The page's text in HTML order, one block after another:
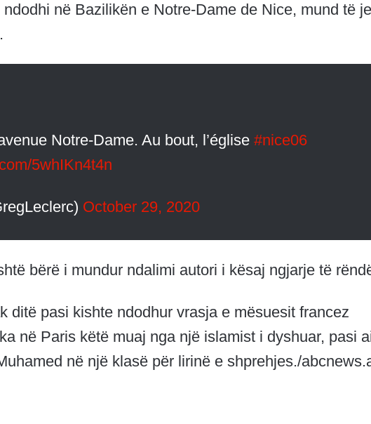
në Bazilikën e Notre-Dame de Nice, mund të
Notre-Dame. Au bout, l’église #nice06
5whIKn4t4n
October 29, 2020
bërë i mundur ndalimi autori i kësaj ngjarje të
ditë pasi kishte ndodhur vrasja e mësuesit francez
në Paris këtë muaj nga një islamist i dyshuar, pasi
në një klasë për lirinë e shprehjes./